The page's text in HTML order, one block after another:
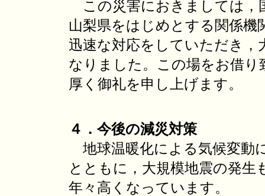
この災害におきましては，
山梨県をはじめとする関係機
迅速な対応をしていただき，
なりました。この場をお借り
厚く御礼を申し上げます。
４．今後の減災対策
地球温暖化による気候変動
とともに，大規模地震の発
年々高くなっています。